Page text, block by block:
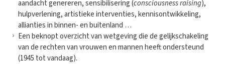
aandacht genereren, sensibilisering (consciousness raising),
hulpverlening, artistieke interventies, kennisontwikkeling,
allianties in binnen- en buitenland …
Een beknopt overzicht van wetgeving die de gelijkschakeling
van de rechten van vrouwen en mannen heeft ondersteund
(1945 tot vandaag).